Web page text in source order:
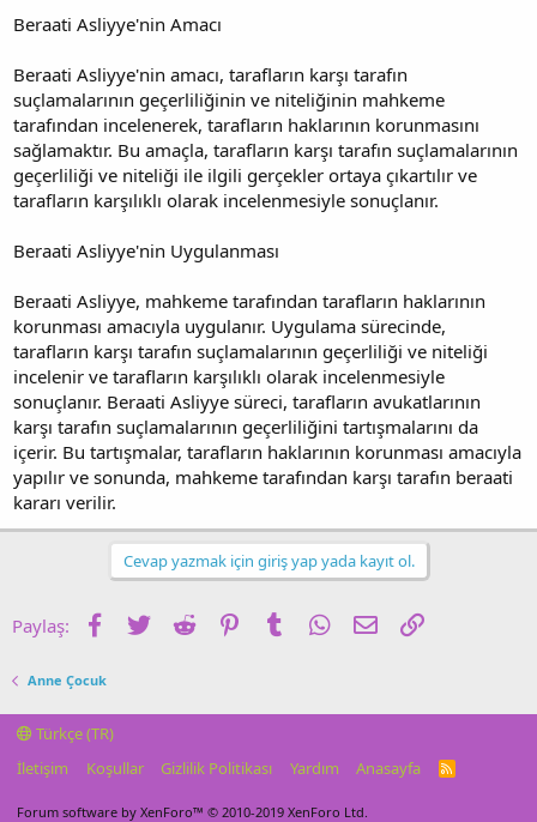
Beraati Asliyye'nin Amacı
Beraati Asliyye'nin amacı, tarafların karşı tarafın
suçlamalarının geçerliliğinin ve niteliğinin mahkeme
tarafından incelenerek, tarafların haklarının korunmasını
sağlamaktır. Bu amaçla, tarafların karşı tarafın suçlamalarının
geçerliliği ve niteliği ile ilgili gerçekler ortaya çıkartılır ve
tarafların karşılıklı olarak incelenmesiyle sonuçlanır.
Beraati Asliyye'nin Uygulanması
Beraati Asliyye, mahkeme tarafından tarafların haklarının
korunması amacıyla uygulanır. Uygulama sürecinde,
tarafların karşı tarafın suçlamalarının geçerliliği ve niteliği
incelenir ve tarafların karşılıklı olarak incelenmesiyle
sonuçlanır. Beraati Asliyye süreci, tarafların avukatlarının
karşı tarafın suçlamalarının geçerliliğini tartışmalarını da
içerir. Bu tartışmalar, tarafların haklarının korunması amacıyla
yapılır ve sonunda, mahkeme tarafından karşı tarafın beraati
kararı verilir.
Cevap yazmak için giriş yap yada kayıt ol.
Paylaş: Facebook
TwitterReddit PinterestTumblrWhatsApp
E-postaLink
Anne Çocuk
Türkçe (TR)
İletişim
Koşullar Gizlilik Politikası Yardım Anasayfa
R
Forum software by XenForo™ © 2010-2019 XenForo Ltd.